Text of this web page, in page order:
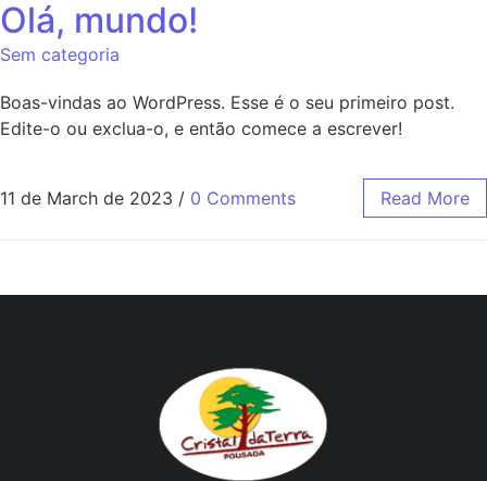
Olá, mundo!
Sem categoria
Boas-vindas ao WordPress. Esse é o seu primeiro post.
Edite-o ou exclua-o, e então comece a escrever!
11 de March de 2023 / 0 Comments Read More